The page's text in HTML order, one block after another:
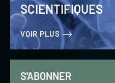
SCIENTIFIQUES
VOIR PLUS
S'ABONNER